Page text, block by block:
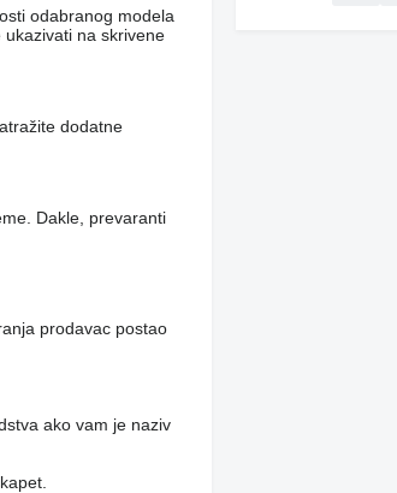
odabranog modela
​​na skrivene
dodatne
Dakle, prevaranti
prodavac postao
ako vam je naziv